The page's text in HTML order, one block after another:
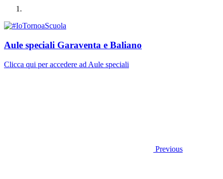
Aule speciali Garaventa e Baliano
Clicca qui per accedere ad Aule speciali
Previous